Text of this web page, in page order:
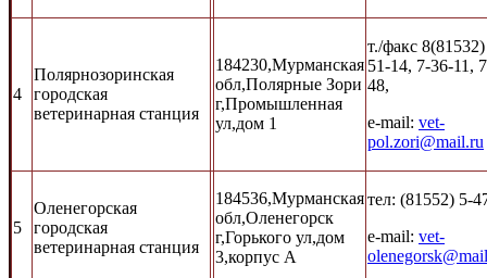
4
Полярнозоринская
городская
ветеринарная станция
184230,Мурманская
обл,Полярные Зори
г,Промышленная
ул,дом 1
т./факс
51-14, 7-36-11,
48,
e-mail: vet-
pol.zori@mail.ru
5
Оленегорская
городская
ветеринарная станция
184536,Мурманская
обл,Оленегорск
г,Горького ул,дом
3,корпус А
тел: (81552) 5-
e-mail: vet-